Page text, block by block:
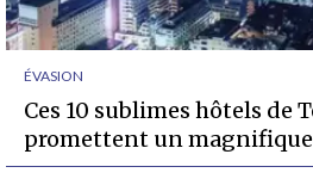
ÉVASION
Ces 10 sublimes hôtels de
promettent un